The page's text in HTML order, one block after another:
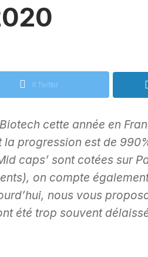
X Twitter
cette année en
progression est de
caps’ sont cotées sur
on compte
nous vous
été trop souvent